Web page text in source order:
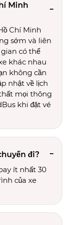
Minh
Chí Minh
sớm và liên
có thể
khác nhau
không cần
nhật về lịch
mọi thông
khi đặt vé
đi?
ít nhất 30
của xe